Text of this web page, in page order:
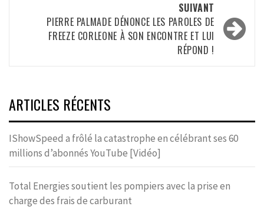
SUIVANT
PIERRE PALMADE DÉNONCE LES PAROLES DE
FREEZE CORLEONE À SON ENCONTRE ET LUI
RÉPOND !
ARTICLES RÉCENTS
IShowSpeed a frôlé la catastrophe en célébrant ses 60
millions d’abonnés YouTube [Vidéo]
Total Energies soutient les pompiers avec la prise en
charge des frais de carburant